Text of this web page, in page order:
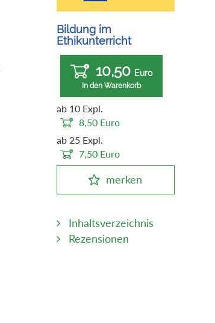
Bildung im
Ethikunterricht
10,50 Euro
In den Warenkorb
ab 10 Expl.
8,50 Euro
ab 25 Expl.
7,50 Euro
merken
Inhaltsverzeichnis
Rezensionen